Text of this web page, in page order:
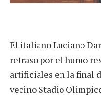
El italiano Luciano
retraso por el humo
artificiales en la final
vecino Stadio